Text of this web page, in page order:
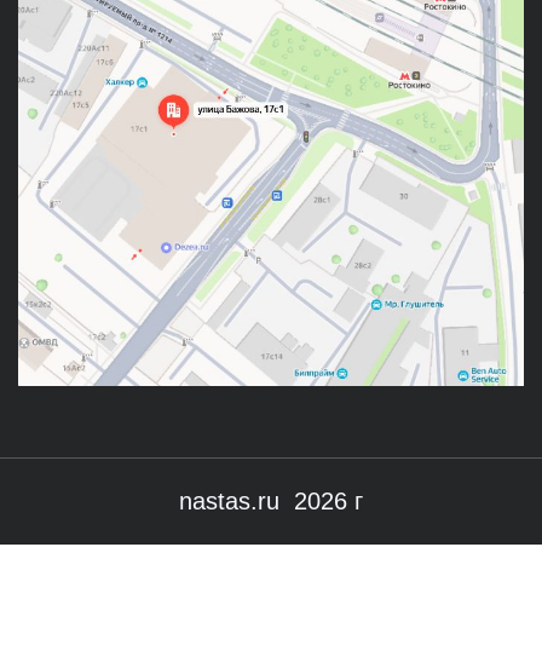
nastas.ru 2026 г